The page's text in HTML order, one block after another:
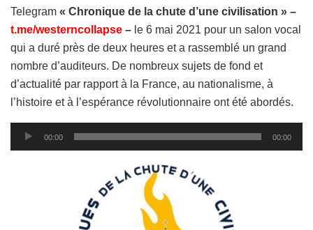
Telegram « Chronique de la chute d’une civilisation » –
t.me/westerncollapse – le 6 mai 2021 pour un salon vocal
qui a duré près de deux heures et a rassemblé un grand
nombre d’auditeurs. De nombreux sujets de fond et
d’actualité par rapport à la France, au nationalisme, à
l’histoire et à l’espérance révolutionnaire ont été abordés.
Lecteur
audio
00:00 00:00